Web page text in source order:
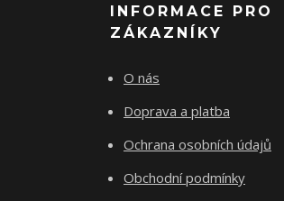
INFORMACE PRO
ZÁKAZNÍKY
O nás
Doprava a platba
Ochrana osobních údajů
Obchodní podmínky